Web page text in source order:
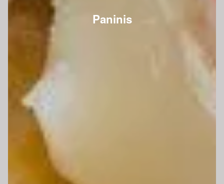
Paninis